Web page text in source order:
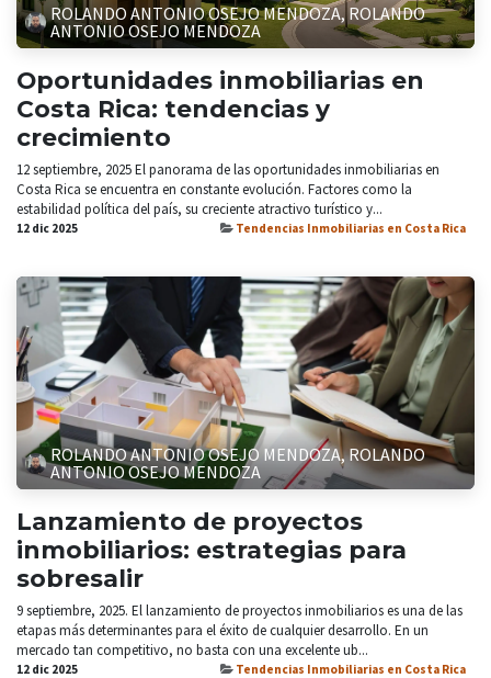
ROLANDO ANTONIO OSEJO MENDOZA, ROLANDO
ANTONIO OSEJO MENDOZA
Oportunidades inmobiliarias en
Costa Rica: tendencias y
crecimiento
12 septiembre, 2025 El panorama de las oportunidades inmobiliarias en
Costa Rica se encuentra en constante evolución. Factores como la
estabilidad política del país, su creciente atractivo turístico y...
12 dic 2025 Tendencias Inmobiliarias en Costa Rica
ROLANDO ANTONIO OSEJO MENDOZA, ROLANDO
ANTONIO OSEJO MENDOZA
Lanzamiento de proyectos
inmobiliarios: estrategias para
sobresalir
9 septiembre, 2025. El lanzamiento de proyectos inmobiliarios es una de las
etapas más determinantes para el éxito de cualquier desarrollo. En un
mercado tan competitivo, no basta con una excelente ub...
12 dic 2025 Tendencias Inmobiliarias en Costa Rica